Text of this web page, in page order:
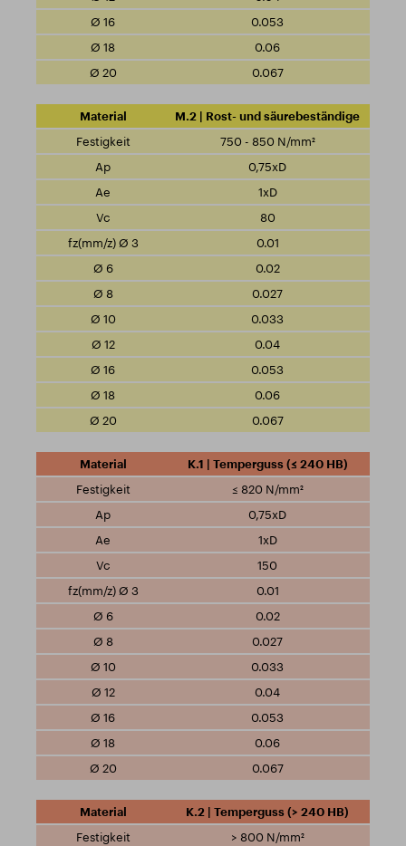
0.053
0.06
0.067
M.2 | Rost- und säurebeständige
750 - 850 N/mm²
0,75xD
1xD
80
0.01
0.02
0.027
0.033
0.04
0.053
0.06
0.067
K.1 | Temperguss (≤ 240 HB)
≤ 820 N/mm²
0,75xD
1xD
150
0.01
0.02
0.027
0.033
0.04
0.053
0.06
0.067
K.2 | Temperguss (> 240 HB)
> 800 N/mm²